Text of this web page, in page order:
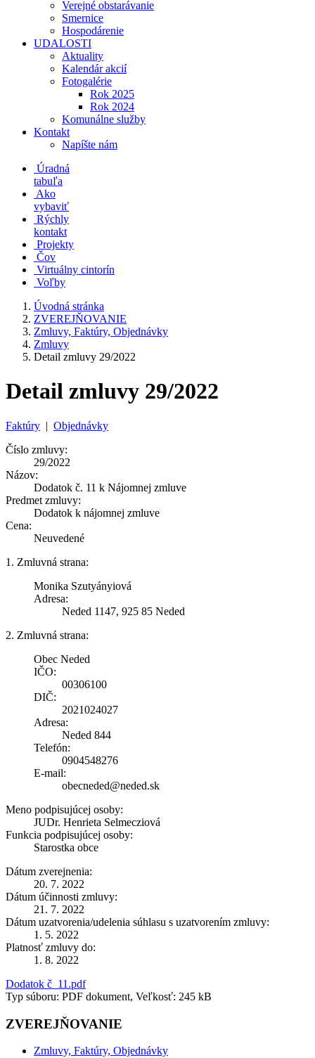
Verejné obstarávanie
Smernice
Hospodárenie
UDALOSTI
Aktuality
Kalendár akcií
Fotogalérie
Rok 2025
Rok 2024
Komunálne služby
Kontakt
Napíšte nám
Úradná
tabuľa
Ako
vybaviť
Rýchly
kontakt
Projekty
Čov
Virtuálny cintorín
Voľby
Úvodná stránka
ZVEREJŇOVANIE
Zmluvy, Faktúry, Objednávky
Zmluvy
Detail zmluvy 29/2022
Detail zmluvy 29/2022
Faktúry | Objednávky
Číslo zmluvy:
29/2022
Názov:
Dodatok č. 11 k Nájomnej zmluve
Predmet zmluvy:
Dodatok k nájomnej zmluve
Cena:
Neuvedené
1. Zmluvná strana:
Monika Szutyányiová
Adresa:
Neded 1147, 925 85 Neded
2. Zmluvná strana:
Obec Neded
IČO:
00306100
DIČ:
2021024027
Adresa:
Neded 844
Telefón:
0904548276
E-mail:
obecneded@neded.sk
Meno podpisujúcej osoby:
JUDr. Henrieta Selmecziová
Funkcia podpisujúcej osoby:
Starostka obce
Dátum zverejnenia:
20. 7. 2022
Dátum účinnosti zmluvy:
21. 7. 2022
Dátum uzatvorenia/udelenia súhlasu s uzatvorením zmluvy:
1. 5. 2022
Platnosť zmluvy do:
1. 8. 2022
Dodatok č_11.pdf
Typ súboru: PDF dokument, Veľkosť: 245 kB
ZVEREJŇOVANIE
Zmluvy, Faktúry, Objednávky